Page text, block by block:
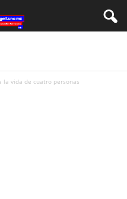
la vida de cuatro personas